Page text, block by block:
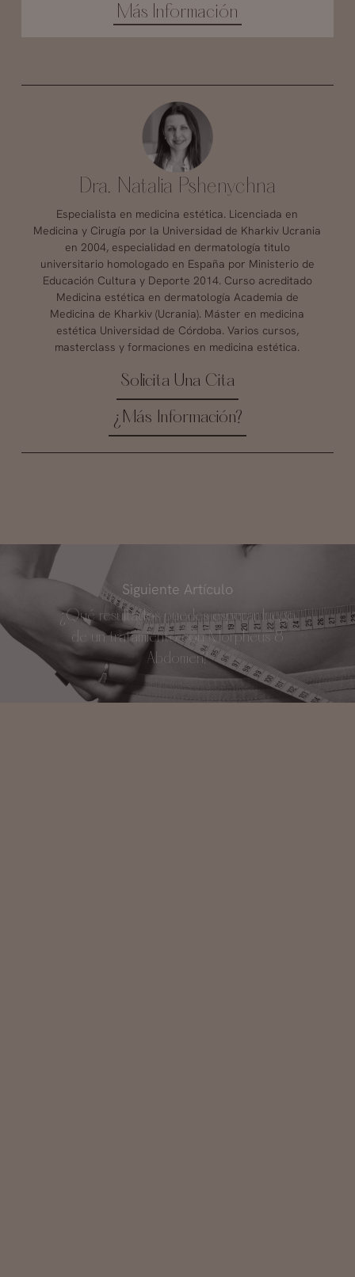
Más Información
Dra. Natalia Pshenychna
Especialista en medicina estética. Licenciada en
Medicina y Cirugía por la Universidad de Kharkiv Ucrania
en 2004, especialidad en dermatología titulo
universitario homologado en España por Ministerio de
Educación Cultura y Deporte 2014. Curso acreditado
Medicina estética en dermatología Academia de
Medicina de Kharkiv (Ucrania). Máster en medicina
estética Universidad de Córdoba. Varios cursos,
masterclass y formaciones en medicina estética.
Solicita Una Cita
¿Más Información?
Siguiente Artículo
¿Qué resultados puedes esperar luego
de un tratamiento con Morpheus 8
Abdomen?